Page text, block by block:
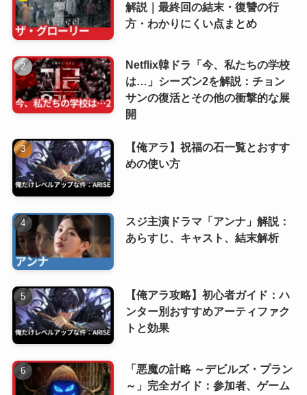
解説｜最終回の結末・復讐の行
方・わかりにくい点まとめ
Netflix韓ドラ「今、私たちの学校
は…」シーズン2を解説：チョン
サンの復活とその他の衝撃的な展
開
【俺アラ】祝福の石一覧とおすす
めの使い方
スジ主演ドラマ「アンナ」解説：
あらすじ、キャスト、結末解析
【俺アラ攻略】初心者ガイド：ハ
ンター別おすすめアーティファク
トと効果
「悪魔の計略 ～デビルズ・プラン
～」完全ガイド：参加者、ゲーム